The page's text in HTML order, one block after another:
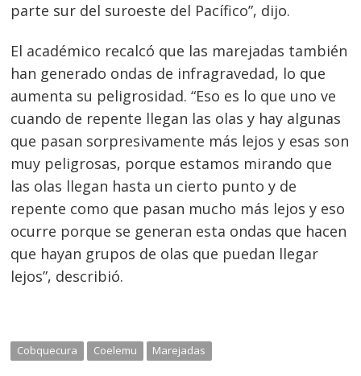
parte sur del suroeste del Pacífico”, dijo.
El académico recalcó que las marejadas también
han generado ondas de infragravedad, lo que
aumenta su peligrosidad. “Eso es lo que uno ve
cuando de repente llegan las olas y hay algunas
que pasan sorpresivamente más lejos y esas son
muy peligrosas, porque estamos mirando que
las olas llegan hasta un cierto punto y de
repente como que pasan mucho más lejos y eso
ocurre porque se generan esta ondas que hacen
que hayan grupos de olas que puedan llegar
lejos”, describió.
Cobquecura Coelemu Marejadas